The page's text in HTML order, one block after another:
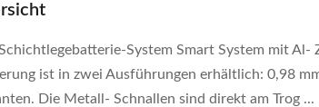
System Smart System mit
ist in zwei Ausführungen erhältlich: 0,98
Die Metall- Schnallen sind direkt am Trog ...